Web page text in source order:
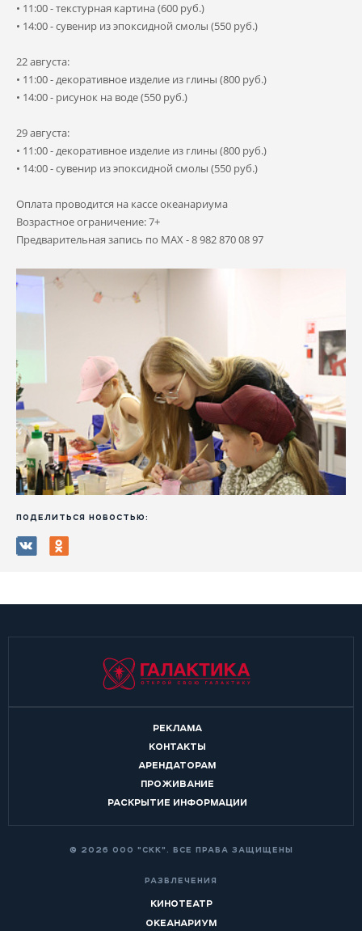
• 11:00 - текстурная картина (600 руб.)
• 14:00 - сувенир из эпоксидной смолы (550 руб.)
22 августа:
• 11:00 - декоративное изделие из глины (800 руб.)
• 14:00 - рисунок на воде (550 руб.)
29 августа:
• 11:00 - декоративное изделие из глины (800 руб.)
• 14:00 - сувенир из эпоксидной смолы (550 руб.)
Оплата проводится на кассе океанариума
Возрастное ограничение: 7+
Предварительная запись по MAX - 8 982 870 08 97
ПОДЕЛИТЬСЯ НОВОСТЬЮ:
РЕКЛАМА
КОНТАКТЫ
АРЕНДАТОРАМ
ПРОЖИВАНИЕ
РАСКРЫТИЕ ИНФОРМАЦИИ
© 2026 ООО "СКК". ВСЕ ПРАВА ЗАЩИЩЕНЫ
РАЗВЛЕЧЕНИЯ
КИНОТЕАТР
ОКЕАНАРИУМ